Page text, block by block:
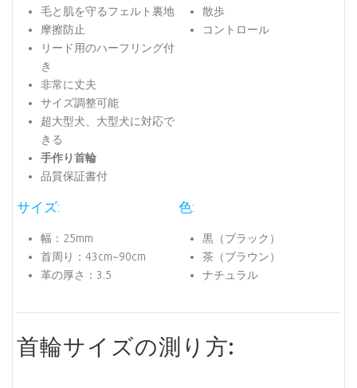
毛と肌を守るフェルト裏地
摩擦防止
リード用のハーフリング付
き
非常に丈夫
サイズ調整可能
超大型犬、大型犬に対応で
きる
手作り首輪
品質保証書付
散歩
コントロール
サイズ:
幅：25mm
首周り：43cm~90cm
革の厚さ：3.5
色:
黒（ブラック）
茶（ブラウン）
ナチュラル
首輪サイズの測り方: